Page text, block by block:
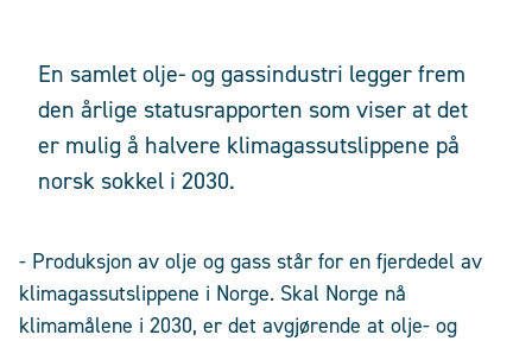
En samlet olje- og gassindustri legger frem
den årlige statusrapporten som viser at det
er mulig å halvere klimagassutslippene på
norsk sokkel i 2030.
- Produksjon av olje og gass står for en fjerdedel av
klimagassutslippene i Norge. Skal Norge nå
klimamålene i 2030, er det avgjørende at olje- og